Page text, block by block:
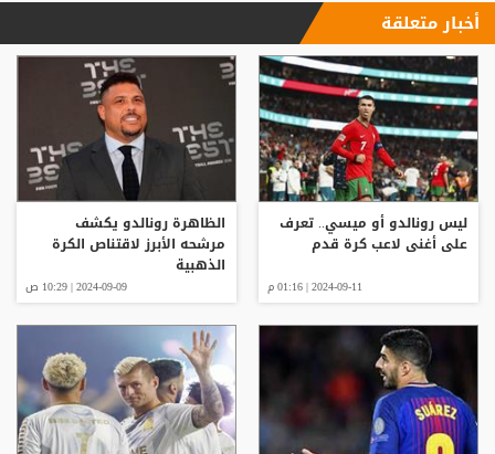
أخبار متعلقة
ليس رونالدو أو ميسي.. تعرف
على أغنى لاعب كرة قدم
2024-09-11 | 01:16 م
الظاهرة رونالدو يكشف
مرشحه الأبرز لاقتناص الكرة
الذهبية
2024-09-09 | 10:29 ص